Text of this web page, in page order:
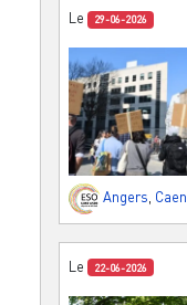
Le 29-06-2026
Angers Caen
Le 22-06-2026